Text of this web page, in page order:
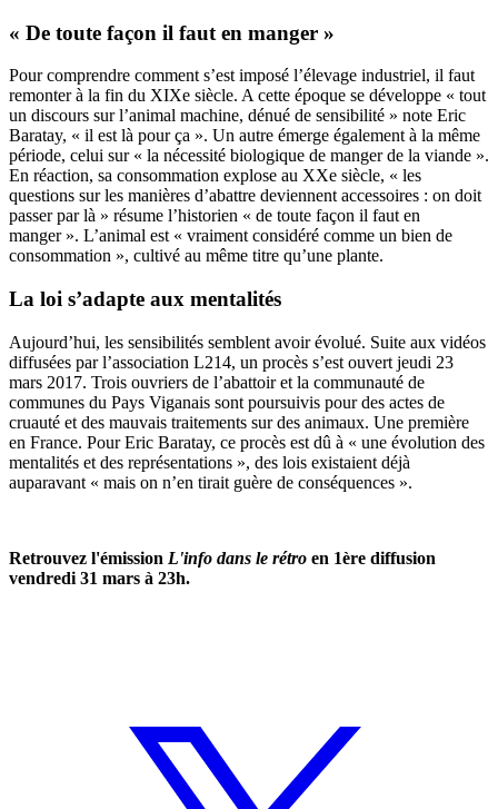
« De toute façon il faut en manger »
Pour comprendre comment s’est imposé l’élevage industriel, il faut
remonter à la fin du XIXe siècle. A cette époque se développe « tout
un discours sur l’animal machine, dénué de sensibilité » note Eric
Baratay, « il est là pour ça ». Un autre émerge également à la même
période, celui sur « la nécessité biologique de manger de la viande ».
En réaction, sa consommation explose au XXe siècle, « les
questions sur les manières d’abattre deviennent accessoires : on doit
passer par là » résume l’historien « de toute façon il faut en
manger ». L’animal est « vraiment considéré comme un bien de
consommation », cultivé au même titre qu’une plante.
La loi s’adapte aux mentalités
Aujourd’hui, les sensibilités semblent avoir évolué. Suite aux vidéos
diffusées par l’association L214, un procès s’est ouvert jeudi 23
mars 2017. Trois ouvriers de l’abattoir et la communauté de
communes du Pays Viganais sont poursuivis pour des actes de
cruauté et des mauvais traitements sur des animaux. Une première
en France. Pour Eric Baratay, ce procès est dû à « une évolution des
mentalités et des représentations », des lois existaient déjà
auparavant « mais on n’en tirait guère de conséquences ».
Retrouvez l'émission L'info dans le rétro en 1ère diffusion
vendredi 31 mars à 23h.